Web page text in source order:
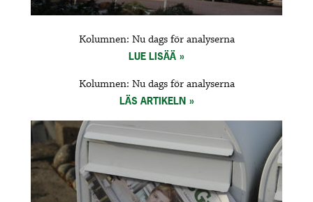
YLEINEN
ALLMÄN
MAINOSTAJILLE
FÖR
ANNONSÖRER
Kolumnen: Nu dags för analyserna
LUE LISÄÄ
Kolumnen: Nu dags för analyserna
LÄS ARTIKELN